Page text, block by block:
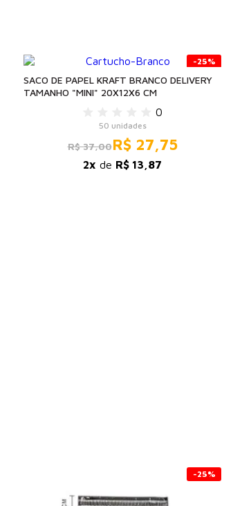
-25%
SACO DE PAPEL KRAFT BRANCO DELIVERY
TAMANHO "MINI" 20X12X6 CM
0
50 unidades
R$ 37,00R$ 27,75
2x de R$ 13,87
-25%